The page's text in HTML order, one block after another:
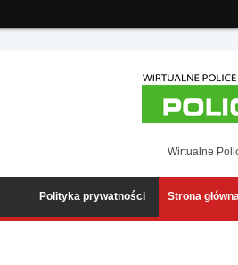
in
Wirtualne
Polityka prywatności Strona